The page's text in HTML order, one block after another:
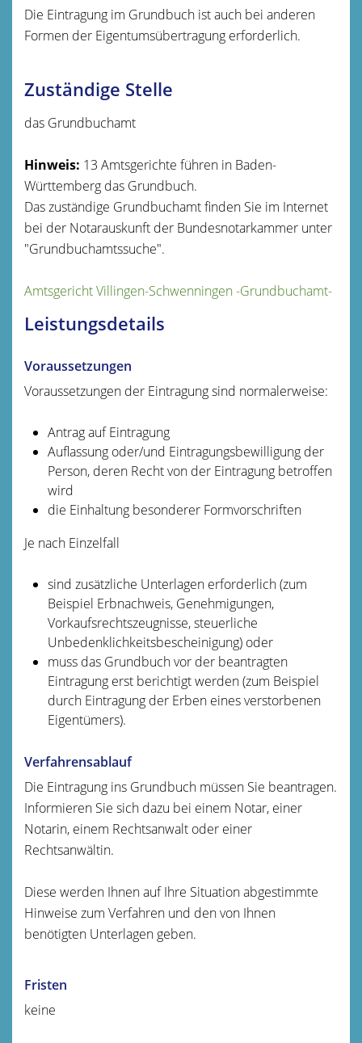
Die Eintragung im Grundbuch ist auch bei anderen
Formen der Eigentumsübertragung erforderlich.
Zuständige Stelle
das Grundbuchamt
Hinweis: 13 Amtsgerichte führen in Baden-
Württemberg das Grundbuch.
Das zuständige Grundbuchamt finden Sie im Internet
bei der Notarauskunft der Bundesnotarkammer unter
"Grundbuchamtssuche".
Amtsgericht Villingen-Schwenningen -Grundbuchamt-
Leistungsdetails
Voraussetzungen
Voraussetzungen der Eintragung sind normalerweise:
Antrag auf Eintragung
Auflassung oder/und Eintragungsbewilligung der
Person, deren Recht von der Eintragung betroffen
wird
die Einhaltung besonderer Formvorschriften
Je nach Einzelfall
sind zusätzliche Unterlagen erforderlich(zum
Beispiel Erbnachweis, Genehmigungen,
Vorkaufsrechtszeugnisse, steuerliche
Unbedenklichkeitsbescheinigung)oder
muss das Grundbuch vor der beantragten
Eintragung erst berichtigt werden(zum Beispiel
durch Eintragung der Erben eines verstorbenen
Eigentümers).
Verfahrensablauf
Die Eintragung ins Grundbuch müssen Sie beantragen.
Informieren Sie sich dazu bei einem Notar, einer
Notarin, einem Rechtsanwalt oder einer
Rechtsanwältin.
Diese werden Ihnen auf Ihre Situation abgestimmte
Hinweise zum Verfahren und den von Ihnen
benötigten Unterlagen geben.
Fristen
keine